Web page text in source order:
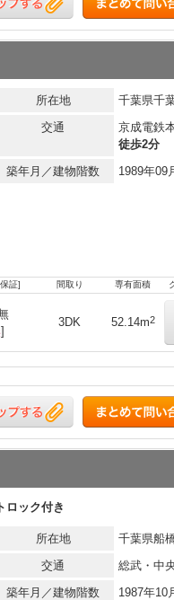
所在地
千葉県千
交通
京成電鉄
徒歩2分
築年月／建物階数
1989年09
証] 間取り 専有面積
]
3DK 52.14m2
ロック付き
所在地
千葉県船
交通
総武・中
築年月／建物階数
1987年10